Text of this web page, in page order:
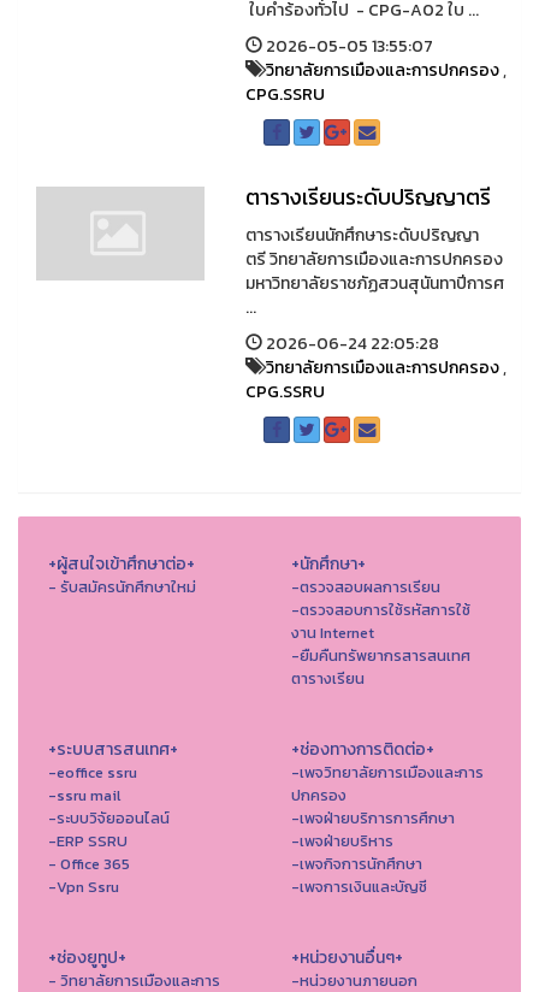
ใบคำร้องทั่วไป - CPG-A02 ใบ ...
2026-05-05 13:55:07
วิทยาลัยการเมืองและการปกครอง,
CPG.SSRU
ตารางเรียนระดับปริญญาตรี
ตารางเรียนนักศึกษาระดับปริญญา
ตรี วิทยาลัยการเมืองและการปกครอง
มหาวิทยาลัยราชภัฏสวนสุนันทาปีการศ
...
2026-06-24 22:05:28
วิทยาลัยการเมืองและการปกครอง,
CPG.SSRU
+ผู้สนใจเข้าศึกษาต่อ+
- รับสมัครนักศึกษาใหม่
+นักศึกษา+
-ตรวจสอบผลการเรียน
-ตรวจสอบการใช้รหัสการใช้
งาน Internet
-ยืมคืนทรัพยากรสารสนเทศ
ตารางเรียน
+ระบบสารสนเทศ+
-eoffice ssru
-ssru mail
-ระบบวิจัยออนไลน์
-ERP SSRU
- Office 365
-Vpn Ssru
+ช่องทางการติดต่อ+
-เพจวิทยาลัยการเมืองและการ
ปกครอง
-เพจฝ่ายบริการการศึกษา
-เพจฝ่ายบริหาร
-เพจกิจการนักศึกษา
-เพจการเงินและบัญชี
+ช่องยูทูป+
- วิทยาลัยการเมืองและการ
+หน่วยงานอื่นๆ+
-หน่วยงานภายนอก